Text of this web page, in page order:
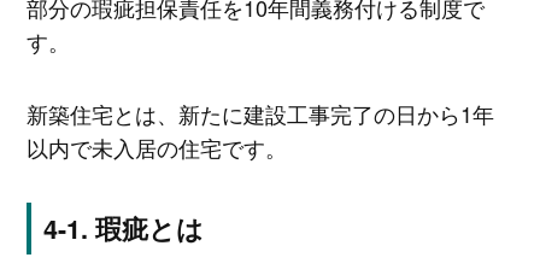
部分の瑕疵担保責任を10年間義務付ける制度で
す。
新築住宅とは、新たに建設工事完了の日から1年
以内で未入居の住宅です。
瑕疵とは